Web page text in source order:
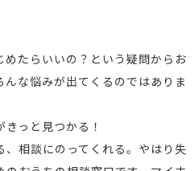
たらいいの？という疑問からお
な悩みが出てくるのではありま
っと見つかる！
相談にのってくれる。やはり失